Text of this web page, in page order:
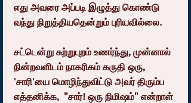
எது அவரை அப்படி இழுத்து கொண்டு
வந்து நிறுத்தியதென்றும் புரியவில்லை.
சட்டென்று சுற்றுபுறம் உணர்ந்து, முன்னால்
நின்றவளிடம் நாகரிகம் கருதி ஒரு,
'சாரி'யை மொழிந்துவிட்டு அவர் திரும்ப
எத்தனிக்க,  "சார்! ஒரு நிமிஷம்" என்றாள்